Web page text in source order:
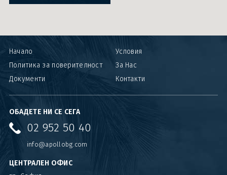
Начало
Условия
Политика за поверителност
За Нас
Документи
Контакти
ОБАДЕТЕ НИ СЕ СЕГА
02 952 50 40
info@apollobg.com
ЦЕНТРАЛЕН ОФИС